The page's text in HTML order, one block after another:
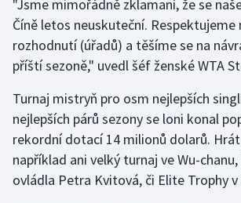
Jezdectví
Judo
Lezení
Lyže a snowboard
"Jsme mimořádně zklamaní, že se
Číně letos neuskuteční. Respektujeme
rozhodnutí (úřadů) a těšíme se na
příští sezoně," uvedl šéf ženské WTA
Turnaj mistryň pro osm nejlepších
nejlepších párů sezony se loni konal
rekordní dotací 14 milionů dolarů.
například ani velký turnaj ve Wu-
ovládla Petra Kvitová, či Elite Trophy v